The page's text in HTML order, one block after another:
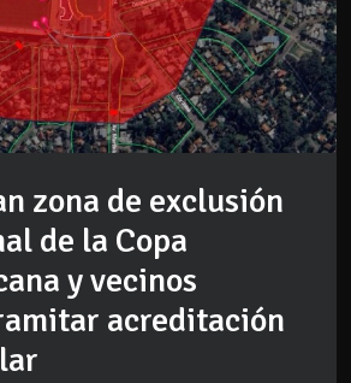
zona de exclusión
de la Copa
y vecinos
acreditación